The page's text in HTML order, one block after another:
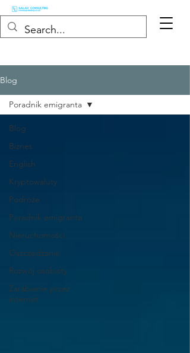
Blog
Blog
Biznes
English
Kryptowaluty
Podróże
Poradnik emigranta
Nieruchomości
Oszczędzanie
Rozwój osobisty
Zarabianie przez
internet
Poradnik emigranta